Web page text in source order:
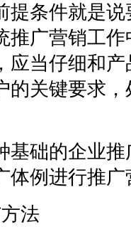
条件就是说
推广营销工
应当仔细和
的关键要求
础的企业推
体例进行推广
法